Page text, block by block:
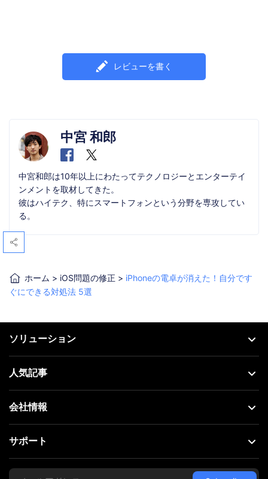
レビューを書く
中宮 和郎
中宮和郎は10年以上にわたってテクノロジーとエンターテイ
ンメントを取材してきた。
彼はハイテク、特にスマートフォンという分野を専攻してい
る。
ホーム > iOS問題の修正 > iPhoneの電卓が消えた！自分です
ぐにできる対処法 5選
ソリューション
人気記事
会社情報
サポート